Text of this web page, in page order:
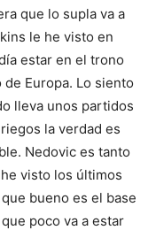
que lo supla va a
le he visto en
estar en el trono
Europa. Lo siento
lleva unos partidos
la verdad es
Nedovic es tanto
visto los últimos
bueno es el base
poco va a estar